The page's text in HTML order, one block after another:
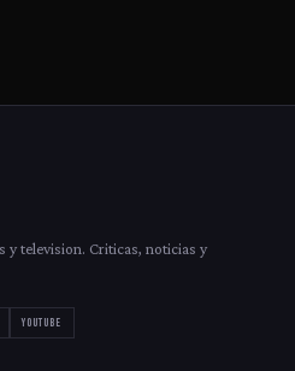
y television. Criticas, noticias y
YOUTUBE